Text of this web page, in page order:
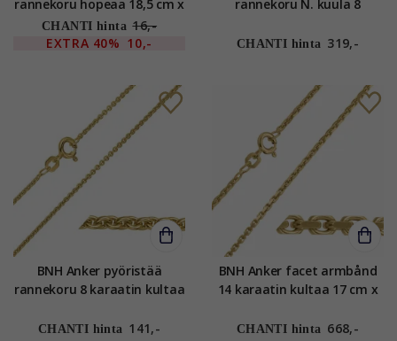
rannekoru hopeaa 18,5 cm x
1,5 mm
CHANTI hinta 16,-
EXTRA 40% 10,-
rannekoru N. kuula 8
mm
CHANTI hinta 319,-
BNH Anker pyöristää
rannekoru 8 karaatin kultaa
CHANTI hinta 141,-
BNH Anker facet armbånd
14 karaatin kultaa 17 cm x
CHANTI hinta 668,-